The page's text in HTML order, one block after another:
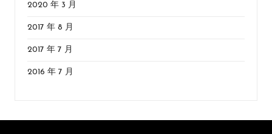
2020 年 3 月
2017 年 8 月
2017 年 7 月
2016 年 7 月